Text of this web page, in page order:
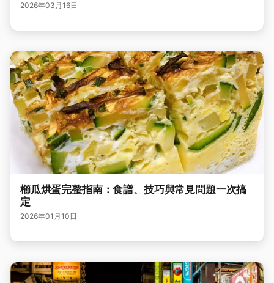
2026年03月16日
櫛瓜烘蛋完整指南：食譜、技巧與常見問題一次搞
定
2026年01月10日